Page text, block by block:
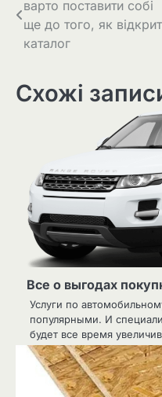
записів
варто поставити собі
ще до того, як
каталог
Схожі
Все о выгодах
Услуги по
популярными. И
будет все время